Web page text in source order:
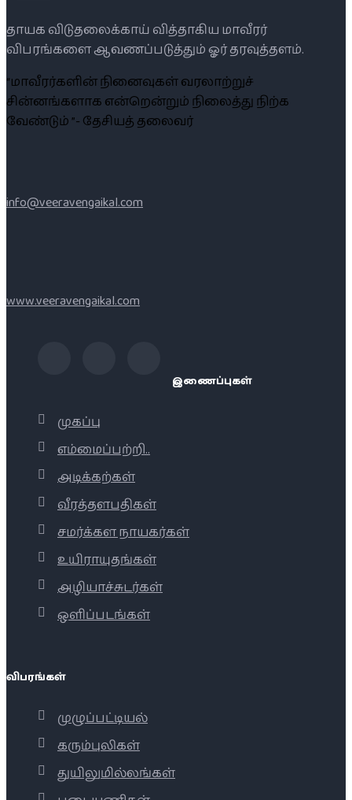
தாயக விடுதலைக்காய் வித்தாகிய மாவீரர்
விபரங்களை ஆவணப்படுத்தும் ஓர் தரவுத்தளம்.
“மாவீரர்களின் நினைவுகள் வரலாற்றுச்
சின்னங்களாக என்றென்றும் நிலைத்து நிற்க
வேண்டும் ”- தேசியத் தலைவர்
info@veeravengaikal.com
www.veeravengaikal.com
இணைப்புகள்
முகப்பு
எம்மைப்பற்றி..
அடிக்கற்கள்
வீரத்தளபதிகள்
சமர்க்கள நாயகர்கள்
உயிராயுதங்கள்
அழியாச்சுடர்கள்
ஒளிப்படங்கள்
விபரங்கள்
முழுப்பட்டியல்
கரும்புலிகள்
துயிலுமில்லங்கள்